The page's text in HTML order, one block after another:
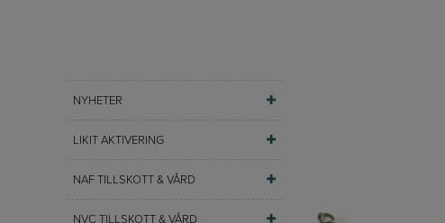
NYHETER
LIKIT AKTIVERING
NAF TILLSKOTT & VÅRD
NVC TILLSKOTT & VÅRD